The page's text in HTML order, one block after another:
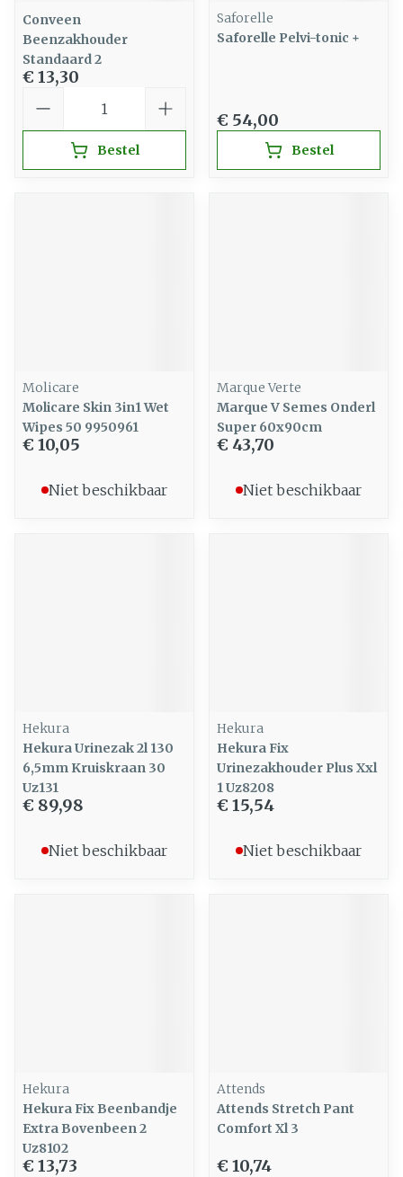
Conveen
Beenzakhouder
Standaard 2
€ 13,30
Bestel
Saforelle
Saforelle Pelvi-tonic +
€ 54,00
Bestel
Molicare
Molicare Skin 3in1 Wet
Wipes 50 9950961
€ 10,05
Niet beschikbaar
Marque Verte
Marque V Semes Onderl
Super 60x90cm
€ 43,70
Niet beschikbaar
Hekura
Hekura Urinezak 2l 130
6,5mm Kruiskraan 30
Uz131
€ 89,98
Niet beschikbaar
Hekura
Hekura Fix
Urinezakhouder Plus Xxl
1 Uz8208
€ 15,54
Niet beschikbaar
Hekura
Hekura Fix Beenbandje
Extra Bovenbeen 2
Uz8102
€ 13,73
Attends
Attends Stretch Pant
Comfort Xl 3
€ 10,74